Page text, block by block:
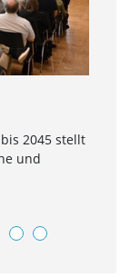
2045 stellt
und